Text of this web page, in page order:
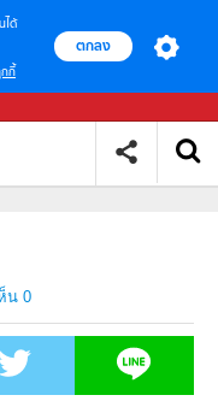
ได้
กกี้
ตกลง
น 0